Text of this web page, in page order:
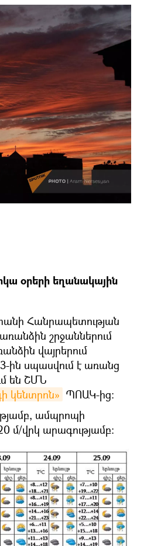
օրերի եղանակային
Հանրապետության
շրջաններում
վայրերում
ին սպասվում է առանց
են ՇՄՆ
կենտրոն» ՊՈԱԿ-ից։
ամպրոպի
մ/վրկ արագությամբ։